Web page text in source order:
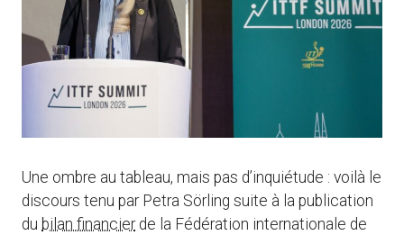
Une ombre au tableau, mais pas d’inquiétude : voilà le
discours tenu par Petra Sörling suite à la publication
du bilan financierde la Fédération internationale de